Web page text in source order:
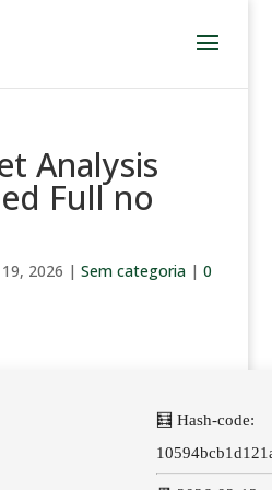
Analysis
Full no
2026 | Sem categoria| 0
🧮 Hash-code: